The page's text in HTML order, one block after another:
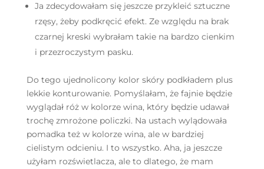
Ja zdecydowałam się jeszcze przykleić sztuczne
rzęsy, żeby podkręcić efekt. Ze względu na brak
czarnej kreski wybrałam takie na bardzo cienkim
i przezroczystym pasku.
Do tego ujednolicony kolor skóry podkładem plus
lekkie konturowanie. Pomyślałam, że fajnie będzie
wyglądał róż w kolorze wina, który będzie udawał
trochę zmrożone policzki. Na ustach wylądowała
pomadka też w kolorze wina, ale w bardziej
cielistym odcieniu. I to wszystko. Aha, ja jeszcze
użyłam rozświetlacza, ale to dlatego, że mam